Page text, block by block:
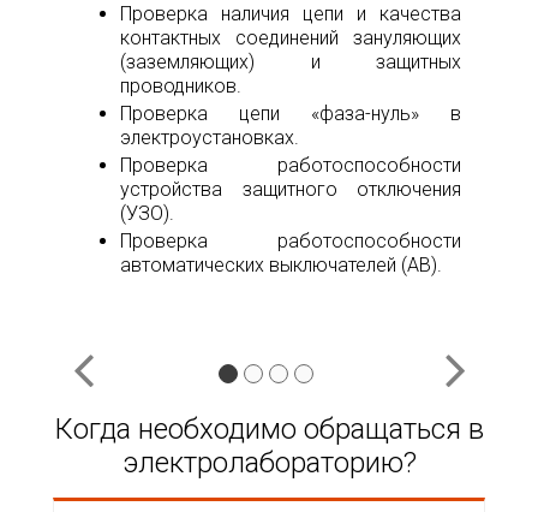
Проверка наличия цепи и качества
контактных соединений зануляющих
(заземляющих) и защитных
проводников.
Проверка цепи «фаза-нуль» в
электроустановках.
Проверка работоспособности
устройства защитного отключения
(УЗО).
Проверка работоспособности
автоматических выключателей (АВ).
Когда необходимо обращаться в
электролабораторию?